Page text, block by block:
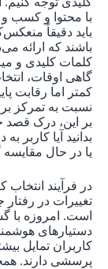
با محتوا و کسب
باید دقیقاً
باشند که ارائه
کلمات کلیدی و
گاهی اوقات،
کمتر اما رقابت
نسبت به تمرکز
بر این، درک قصد
بدانید آیا کاربر
یا در حال
در فرآیند انتخاب
تغییرات در
است. امروزه با
دستیارهای
کاربران تمایل
پرسشی دارند.